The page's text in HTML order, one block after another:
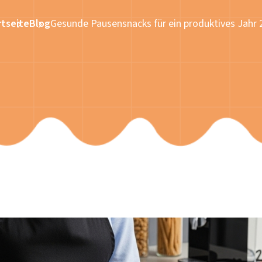
BlogGesunde Pausensnacks für ein produktives Jahr